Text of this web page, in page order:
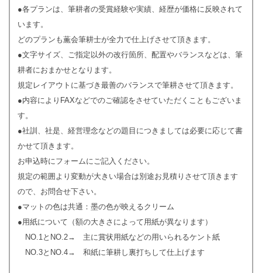
●各プランは、筆耕者の受賞経験や実績、経歴が価格に反映されて
います。
どのプランも薫会筆耕士が全力で仕上げさせて頂きます。
●文字サイズ、ご指定以外の改行箇所、配置やバランスなどは、筆
耕者におまかせとなります。
規定レイアウトに基づき最善のバランスで筆耕させて頂きます。
●内容によりFAXなどでのご確認をさせていただくこともございま
す。
●社訓、社是、経営理念などの題目につきましては必要に応じて書
かせて頂きます。
お申込時にフォームにご記入ください。
規定の範囲より変動が大きい場合は別途お見積りさせて頂きます
ので、お問合せ下さい。
●マットの色は共通：墨の色が映えるクリーム
●用紙について（額の大きさによって用紙が異なります）
NO.1とNO.2→ 主に賞状用紙などの用いられるケント紙
NO.3とNO.4→ 和紙に筆耕し裏打ちして仕上げます